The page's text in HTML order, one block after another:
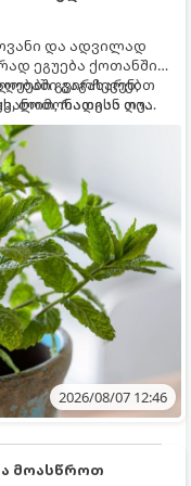
და ადვილად
ეგუება ქოთანში
გვირჩევენ,
რადგან ღია
ძალიან
ავიწროებს.
გაგახარებთ
ლიმონათისა თუ
2026/08/07 12:46
მოასწროთ